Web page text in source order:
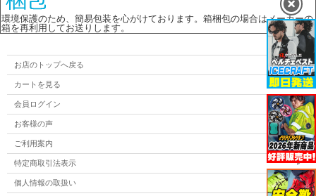
環境保護のため、簡易包装を心がけております。箱梱包の場合はメーカーの
箱を再利用してお送りします。
お店のトップへ戻る
カートを見る
会員ログイン
お客様の声
ご利用案内
特定商取引法表示
個人情報の取扱い